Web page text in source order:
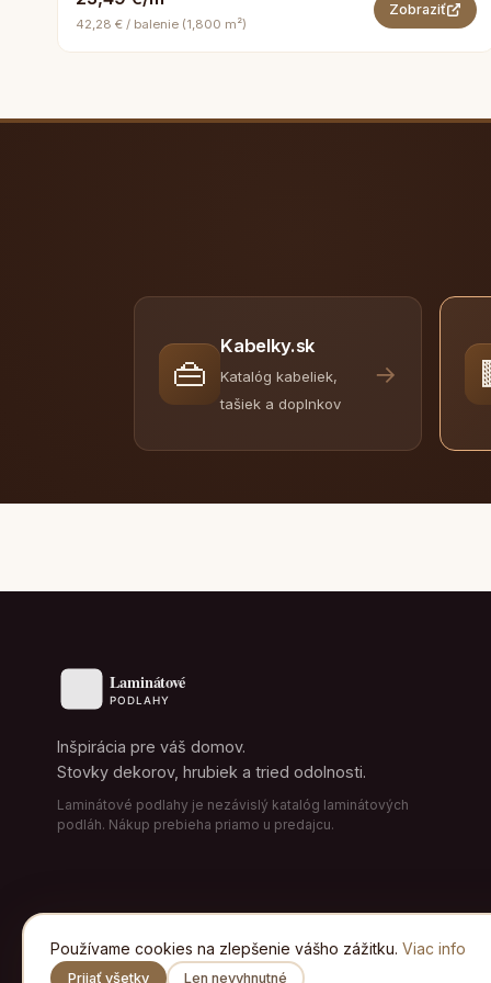
Používame cookies na zlepšenie vášho zážitku. Viac info
Prijať všetky Len nevyhnutné
42,28 € / balenie (1,800 m²)
Zobraziť
👜
Kabelky.sk
Katalóg kabeliek,
tašiek a doplnkov
→
Inšpirácia pre váš domov.
Stovky dekorov, hrubiek a tried odolnosti.
Laminátové podlahy je nezávislý katalóg laminátových
podláh. Nákup prebieha priamo u predajcu.